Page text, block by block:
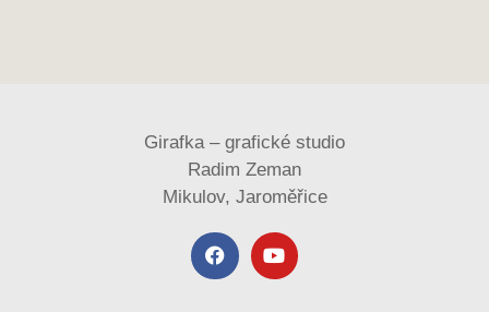
Girafka – grafické studio
Radim Zeman
Mikulov, Jaroměřice